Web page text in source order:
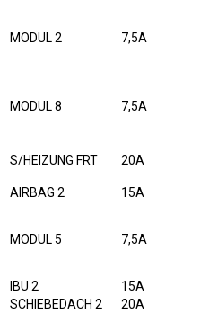
MODUL 2 7,5A
MODUL 8 7,5A
S/HEIZUNG FRT 20A
AIRBAG 2
15A
MODUL 5 7,5A
IBU 2
15A
SCHIEBEDACH 2
20A